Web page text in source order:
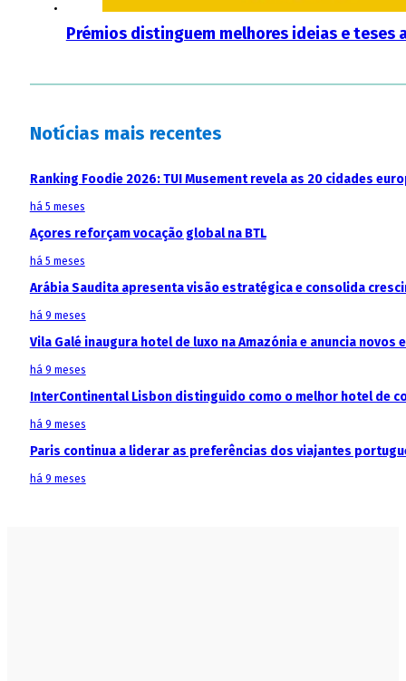
Prémios distinguem melhores ideias e teses
Notícias mais recentes
Ranking Foodie 2026: TUI Musement revela as 20 cidades
há 5 meses
Açores reforçam vocação global na BTL
há 5 meses
Arábia Saudita apresenta visão estratégica e consolida
há 9 meses
Vila Galé inaugura hotel de luxo na Amazónia e anuncia
há 9 meses
InterContinental Lisbon distinguido como o melhor hotel de
há 9 meses
Paris continua a liderar as preferências dos viajantes
há 9 meses